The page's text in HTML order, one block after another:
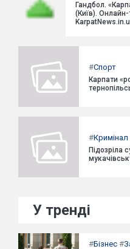
Гандбол.
(Київ). Онлайн-
#Спорт
Карпати
#Кримінал
Підозріла
У тренді
#Бізнес #